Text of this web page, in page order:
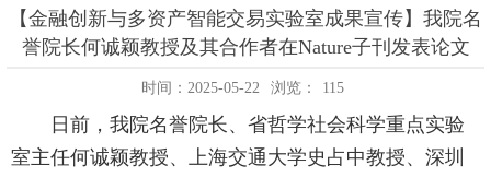
【金融创新与多资产智能交易实验室成果宣传】我院名
誉院长何诚颖教授及其合作者在Nature子刊发表论文
时间：2025-05-22 浏览： 115
日前，我院名誉院长、省哲学社会科学重点实验
室主任何诚颖教授、上海交通大学史占中教授、深圳